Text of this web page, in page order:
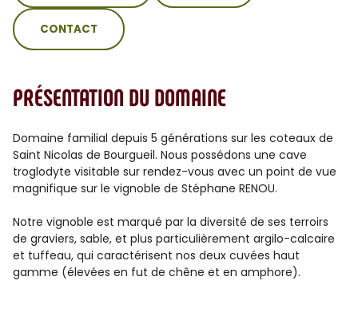
CONTACT
PRÉSENTATION DU DOMAINE
Domaine familial depuis 5 générations sur les coteaux de
Saint Nicolas de Bourgueil. Nous possédons une cave
troglodyte visitable sur rendez-vous avec un point de vue
magnifique sur le vignoble de Stéphane RENOU.
Notre vignoble est marqué par la diversité de ses terroirs
de graviers, sable, et plus particulièrement argilo-calcaire
et tuffeau, qui caractérisent nos deux cuvées haut
gamme (élevées en fut de chêne et en amphore).